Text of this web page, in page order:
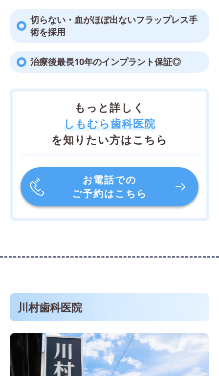
切らない・血がほぼ出ないフラップレス手
術を採用
治療後最長10年のインプラント保証◎
もっと詳しく
しもむら歯科医院
を知りたい方はこちら
お電話での
ご予約はこちら
川村歯科医院